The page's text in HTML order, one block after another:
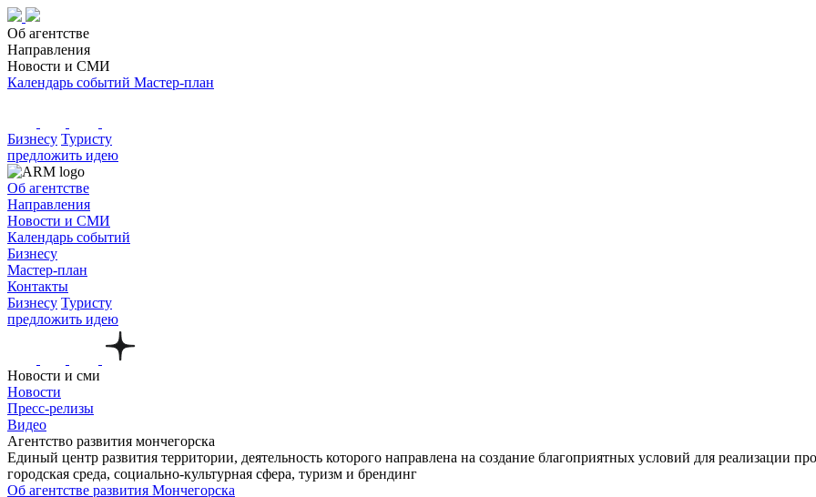
Об агентстве
Направления
Новости и СМИ
Календарь событий Мастер-план
Бизнесу Туристу
предложить идею
Об агентстве
Направления
Новости и СМИ
Календарь событий
Бизнесу
Мастер-план
Контакты
Бизнесу Туристу
предложить идею
Новости и сми
Новости
Пресс-релизы
Видео
Агентство развития мончегорска
Единый центр развития территории, деятельность которого направлена на создание благоприятных условий для реализации
городская среда, социально-культурная сфера, туризм и брендинг
Об агентстве развития Мончегорска